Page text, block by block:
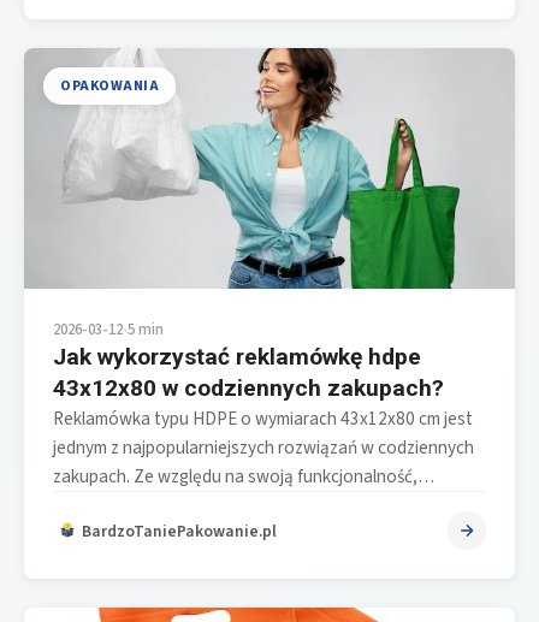
OPAKOWANIA
2026-03-12•5 min
Jak wykorzystać reklamówkę hdpe
43x12x80 w codziennych zakupach?
Reklamówka typu HDPE o wymiarach 43x12x80 cm jest
jednym z najpopularniejszych rozwiązań w codziennych
zakupach. Ze względu na swoją funkcjonalność,…
BardzoTaniePakowanie.pl